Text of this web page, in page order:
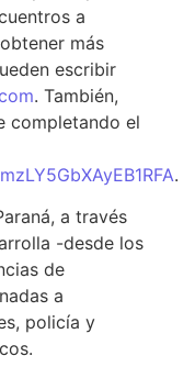
a
más
escribir
. También,
completando el
.
a través
-desde los
de
a
policía y